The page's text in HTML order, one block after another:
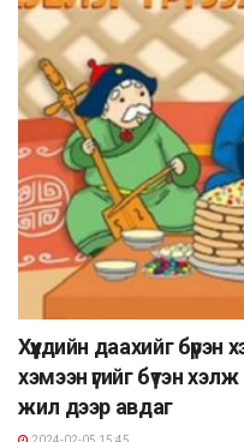
Хүүхдийн даахийг
хэмээн үгийг бүтэн
жил дээр авдаг